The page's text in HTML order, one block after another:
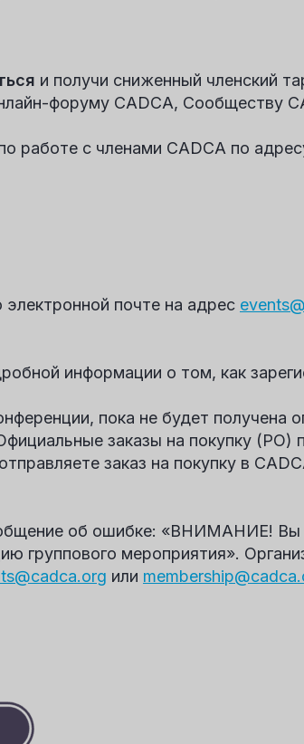
и получи сниженный членский
форуму CADCA, Сообществу
работе с членами CADCA по
почте на адрес
информации о том, как
пока не будет получена
заказы на покупку (PO)
заказ на покупку в
об ошибке: «ВНИМАНИЕ! Вы
группового мероприятия».
или